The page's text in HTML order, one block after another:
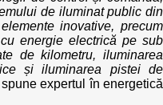
de iluminat public din
inovative, precum
energie electrică pe sub
de kilometru, iluminarea
și iluminarea pistei de
spune expertul în energetică